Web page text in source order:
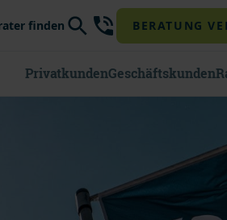
finden BERATUNG
PrivatkundenGeschäftskunden